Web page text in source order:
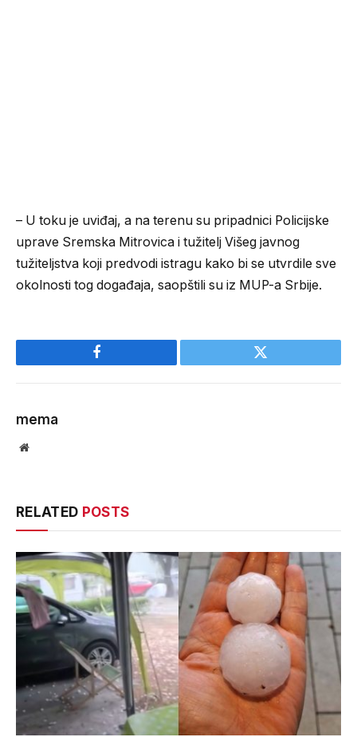
– U toku je uviđaj, a na terenu su pripadnici Policijske
uprave Sremska Mitrovica i tužitelj Višeg javnog
tužiteljstva koji predvodi istragu kako bi se utvrdile sve
okolnosti tog događaja, saopštili su iz MUP-a Srbije.
Facebook Twitter
mema
Website
RELATED POSTS